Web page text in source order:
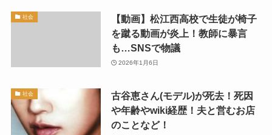
社会
【動画】松江西高校で生徒が椅子
を蹴る動画が炎上！教師に暴言
も…SNSで物議
2026年1月6日
社会
古谷恵さん(モデル)が死去！死因
や年齢やwiki経歴！夫と営むお店
のことなど！